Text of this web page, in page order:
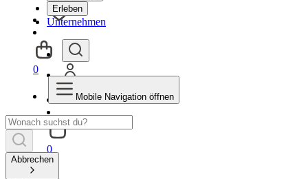
Erleben
Unternehmen
0
0
Mobile Navigation öffnen
Abbrechen